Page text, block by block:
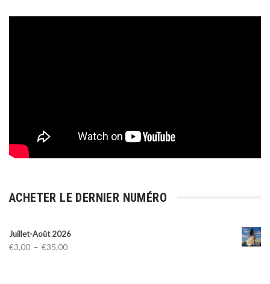
ACHETER LE DERNIER NUMÉRO
Juillet-Août 2026
€3,00 – €35,00Plage